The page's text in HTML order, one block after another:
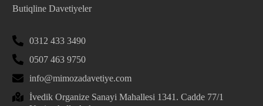
Butiqline Davetiyeler
0312 433 3490
0507 463 9750
info@mimozadavetiye.com
İvedik Organize Sanayi Mahallesi 1341. Cadde 77/1